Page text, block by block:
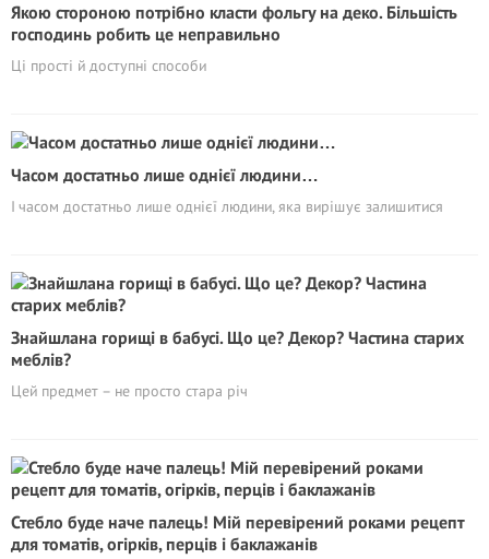
Якою стороною потрібно класти фольгу на деко. Більшість
господинь робить це неправильно
Ці прості й доступні способи
Часом достатньо лише однієї людини…
І часом достатньо лише однієї людини, яка вирішує залишитися
Знайшлана горищі в бабусі. Що це? Декор? Частина старих
меблів?
Цей предмет – не просто стара річ
Стебло буде наче палець! Мій перевірений роками рецепт
для томатів, огірків, перців і баклажанів